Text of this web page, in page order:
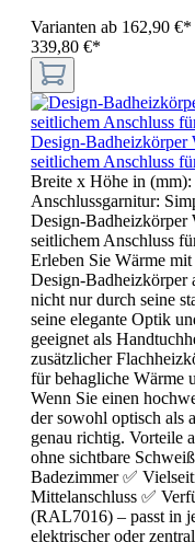
Varianten ab 162,90 €*
339,80 €*
Design-Badheizkörper
seitlichem Anschluss
Breite x Höhe in (mm):
Anschlussgarnitur:
Design-Badheizkörper
seitlichem Anschluss
Erleben Sie Wärme
Design-Badheizkörper
nicht nur durch seine
seine elegante Optik
geeignet als
zusätzlicher
für behagliche Wärme
Wenn Sie einen
der sowohl optisch als
genau richtig. Vorteile
ohne sichtbare
Badezimmer ✅
Mittelanschluss ✅
(RAL7016) – passt in
elektrischer oder